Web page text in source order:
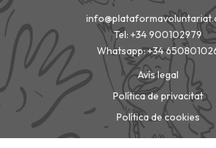
Tel: +34 900102979
Whatsapp: +34
Avís legal
Política de privacitat
Política de cookies